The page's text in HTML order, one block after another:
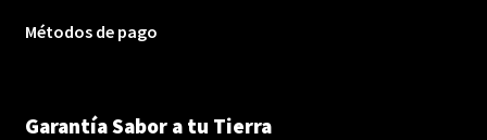
Métodos de pago
Garantía Sabor a tu Tierra